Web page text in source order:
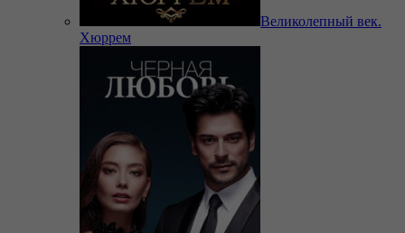
Великолепный век.
Хюррем